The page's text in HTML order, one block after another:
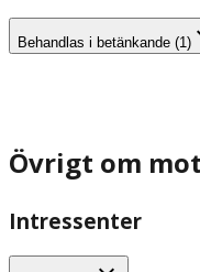
Behandlas i betänkande (1)
Övrigt om
Intressenter